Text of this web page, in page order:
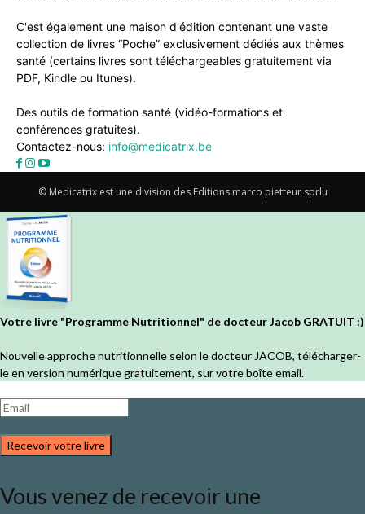
C'est également une maison d'édition contenant une vaste
collection de livres “Poche” exclusivement dédiés aux thèmes
santé (certains livres sont téléchargeables gratuitement via
PDF, Kindle ou Itunes).
Des outils de formation santé (vidéo-formations et
conférences gratuites).
Contactez-nous: info@medicatrix.be
© Medicatrix est une division des Editions marco pietteur sprlu
Votre livre "Programme Nutritionnel" de docteur Jacob GRATUIT :)
Nouvelle approche nutritionnelle selon le docteur JACOB, télécharger-
le en version numérique gratuitement, sur votre boîte email.
Recevoir votre livre
Vous venez de recevoir une